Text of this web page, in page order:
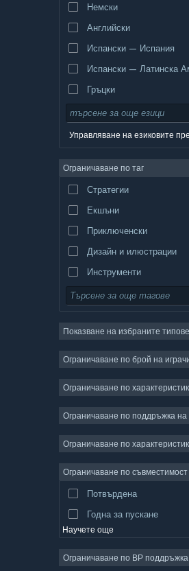
Немски
Английски
Испански — Испания
Испански — Латинска
Гръцки
Управляване на езиковите
Ограничаване по таг
Стратегии
Екшъни
Приключенски
Дизайн и илюстрации
Инструменти
Безплатни за пускане
Масивни мрежови
Независими
Неангажиращи
Симулации
Видео продукция
Редактор на снимки
Показване на избраните типове
Ограничаване по брой на
Ограничаване по
Ограничаване по поддръжка на
Ограничаване по
Ограничаване по
Потвърдена
Годна за пускане
Научете още
Ограничаване по ВР поддръжка